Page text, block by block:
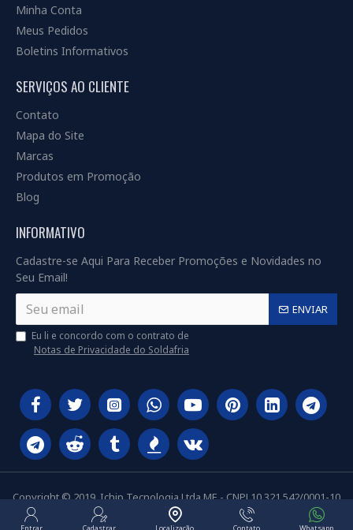
Minha Conta
Meus Pedidos
Boletins Informativos
SERVIÇOS AO CLIENTE
Contato
Mapa do Site
Marcas
Produtos em Promoção
Blog
INFORMATIVO
Cadastre-se Aqui Para Receber Promoções e Novidades no
Seu Email!
ENVIAR
Eu li e concordo com o contrato de
Notas de Privacidade do Soldafria
Copyright © 2019, Ichip Tecnologia Ltda ME - CNPJ 10.321.542/0001-10
Entrar Cadastrar Localização Contato Whatsapp